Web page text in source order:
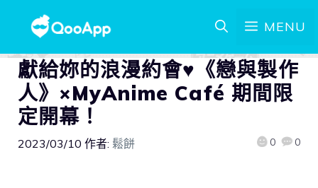
MENU
獻給妳的浪漫約會♥《戀與製作
人》×MyAnime Café 期間限
定開幕！
2023/03/10 作者: 鬆餅 0 0